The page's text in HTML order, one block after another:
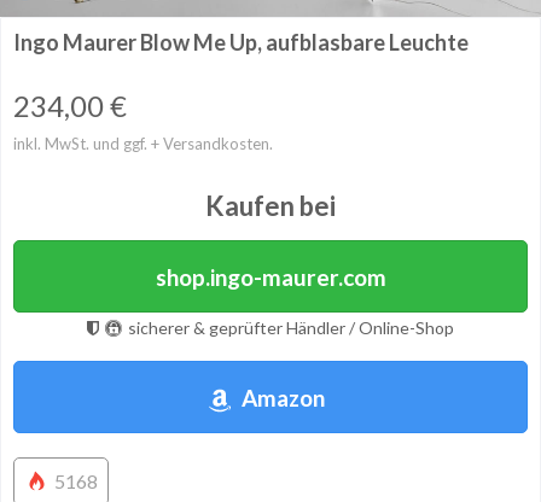
Ingo Maurer Blow Me Up, aufblasbare Leuchte
234,00€
inkl. MwSt. und ggf. + Versandkosten.
Kaufen bei
shop.ingo-maurer.com
sicherer & geprüfter Händler / Online-Shop
Amazon
5168